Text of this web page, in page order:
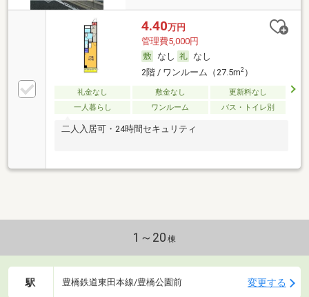
4.40万円
管理費5,000円
なし
なし
2階 / ワンルーム（27.5m2）
礼金なし 敷金なし
更新料なし
一人暮らし
ワンルーム バス・トイレ別
二人入居可・24時間セキュリティ
1～20 棟
駅 豊橋鉄道東田本線/豊橋公園前 変更する